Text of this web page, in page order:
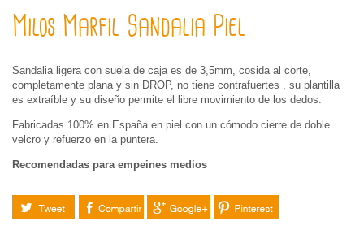
Milos Marfil Sandalia Piel
Sandalia ligera con suela de caja es de 3,5mm, cosida al corte,
completamente plana y sin DROP, no tiene contrafuertes , su plantilla
es extraíble y su diseño permite el libre movimiento de los dedos.
Fabricadas 100% en España en piel con un cómodo cierre de doble
velcro y refuerzo en la puntera.
Recomendadas para empeines medios
Tuitear Compartir Google+ Pinterest